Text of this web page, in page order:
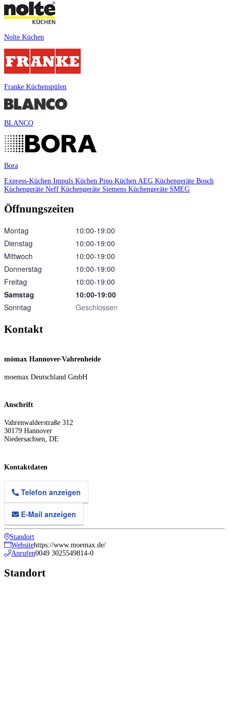
Nolte Küchen
Franke Küchenspülen
BLANCO
Bora
Express-Küchen Impuls Küchen Pino Küchen AEG Küchengeräte Bosch
Küchengeräte Neff Küchengeräte Siemens Küchengeräte SMEG
Öffnungszeiten
Montag
10:00‑19:00
Dienstag
10:00‑19:00
Mittwoch
10:00‑19:00
Donnerstag
10:00‑19:00
Freitag
10:00‑19:00
Samstag
10:00‑19:00
Sonntag
Geschlossen
Kontakt
mömax Hannover-Vahrenheide
moemax Deutschland GmbH
Anschrift
Vahrenwalderstraße 312
30179 Hannover
Niedersachsen DE
Kontaktdaten
Telefon anzeigen
E-Mail anzeigen
Standort
Websitehttps://www.moemax.de/
Anrufen0049 3025549814-0
Standort